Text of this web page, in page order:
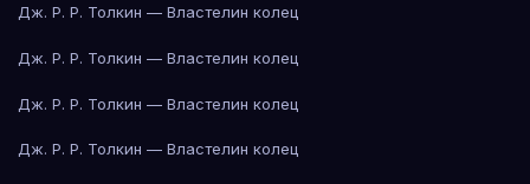
Дж. Р. Р. Толкин — Властелин колец
Дж. Р. Р. Толкин — Властелин колец
Дж. Р. Р. Толкин — Властелин колец
Дж. Р. Р. Толкин — Властелин колец